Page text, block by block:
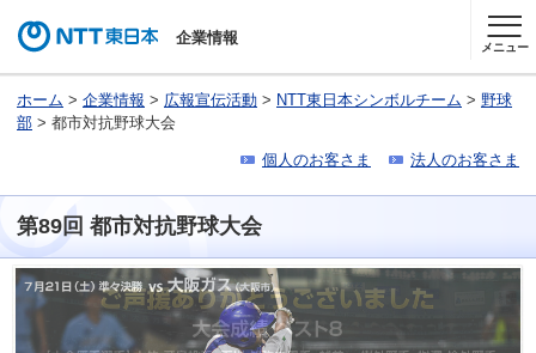
企業情報
メニュー
ホーム > 企業情報 > 広報宣伝活動 > NTT東日本シンボルチーム > 野球
部 > 都市対抗野球大会
個人のお客さま 法人のお客さま
第89回 都市対抗野球大会